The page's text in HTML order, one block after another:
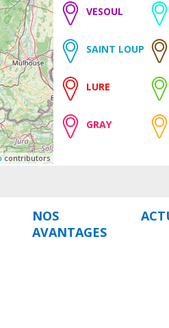
contributors
VESOUL
SAINT LOUP
LURE
GRAY
NOS
AVANTAGES